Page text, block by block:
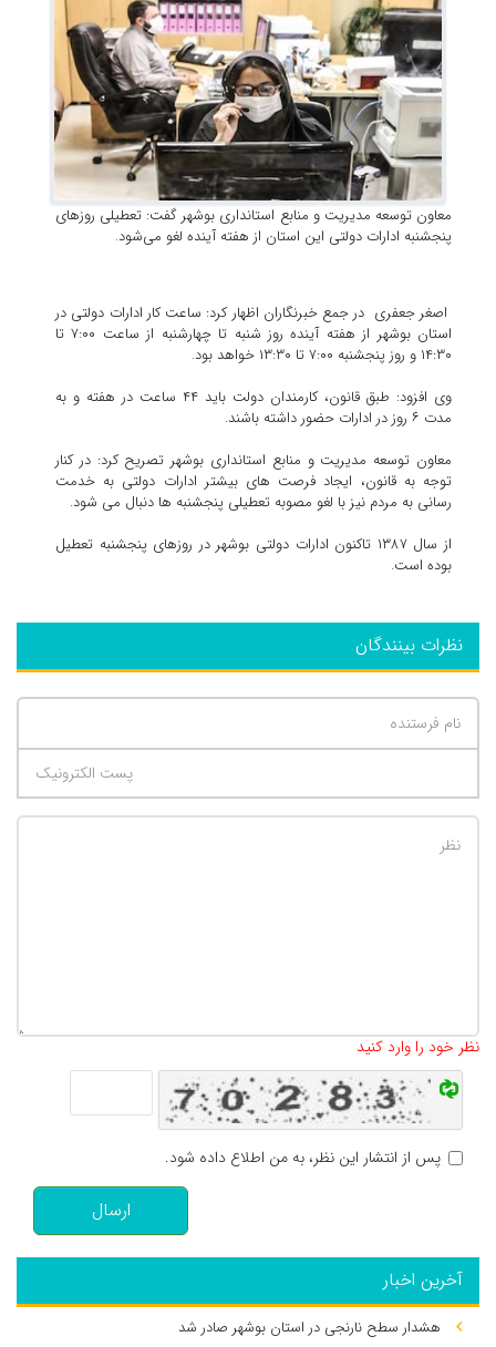
معاون توسعه مدیریت و منابع استانداری بوشهر گفت: تعطیلی روزهای
پنجشنبه ادارات دولتی این استان از هفته آینده لغو می‌شود.
اصغر جعفری در جمع خبرنگاران اظهار کرد: ساعت کار ادارات دولتی در
استان بوشهر از هفته آینده روز شنبه تا چهارشنبه از ساعت ۷:۰۰ تا
۱۴:۳۰ و روز پنجشنبه ۷:۰۰ تا ۱۳:۳۰ خواهد بود.
وی افزود: طبق قانون، کارمندان دولت باید ۴۴ ساعت در هفته و به
مدت ۶ روز در ادارات حضور داشته باشند.
معاون توسعه مدیریت و منابع استانداری بوشهر تصریح کرد: در کنار
توجه به قانون، ایجاد فرصت های بیشتر ادارات دولتی به خدمت
رسانی به مردم نیز با لغو مصوبه تعطیلی پنجشنبه ها دنبال می شود.
از سال ۱۳۸۷ تاکنون ادارات دولتی بوشهر در روزهای پنجشنبه تعطیل
بوده است.
نظرات بینندگان
نظر خود را وارد کنید
پس از انتشار این نظر، به من اطلاع داده شود.
ارسال
آخرین اخبار
هشدار سطح نارنجی در استان بوشهر صادر شد